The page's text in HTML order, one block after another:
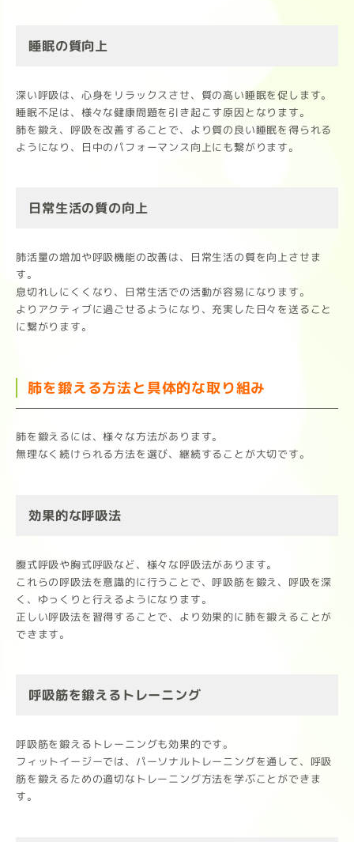
睡眠の質向上
深い呼吸は、心身をリラックスさせ、質の高い睡眠を促します。
睡眠不足は、様々な健康問題を引き起こす原因となります。
肺を鍛え、呼吸を改善することで、より質の良い睡眠を得られる
ようになり、日中のパフォーマンス向上にも繋がります。
日常生活の質の向上
肺活量の増加や呼吸機能の改善は、日常生活の質を向上させま
す。
息切れしにくくなり、日常生活での活動が容易になります。
よりアクティブに過ごせるようになり、充実した日々を送ること
に繋がります。
肺を鍛える方法と具体的な取り組み
肺を鍛えるには、様々な方法があります。
無理なく続けられる方法を選び、継続することが大切です。
効果的な呼吸法
腹式呼吸や胸式呼吸など、様々な呼吸法があります。
これらの呼吸法を意識的に行うことで、呼吸筋を鍛え、呼吸を深
く、ゆっくりと行えるようになります。
正しい呼吸法を習得することで、より効果的に肺を鍛えることが
できます。
呼吸筋を鍛えるトレーニング
呼吸筋を鍛えるトレーニングも効果的です。
フィットイージーでは、パーソナルトレーニングを通して、呼吸
筋を鍛えるための適切なトレーニング方法を学ぶことができま
す。